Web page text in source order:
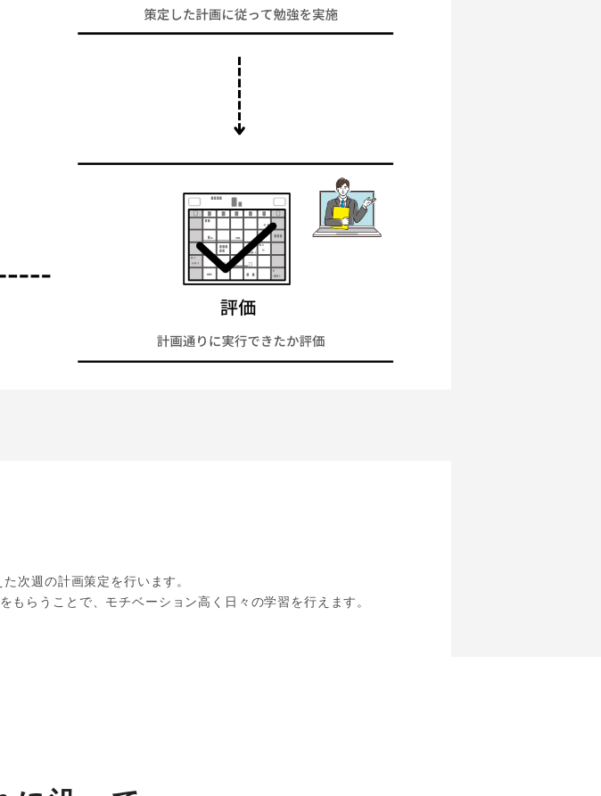
次週の計画策定を行います。
らうことで、モチベーション高く日々の学習を行えます。